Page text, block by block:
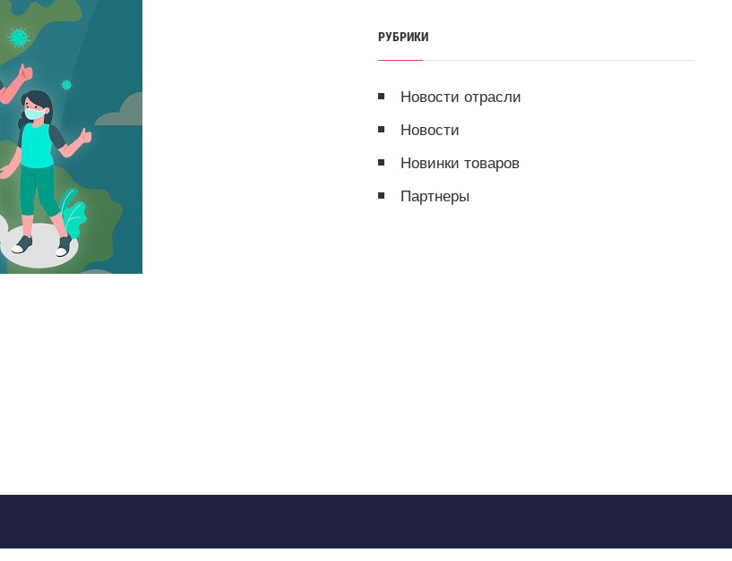
РУБРИКИ
Новости отрасли
Новости
Новинки товаров
Партнеры